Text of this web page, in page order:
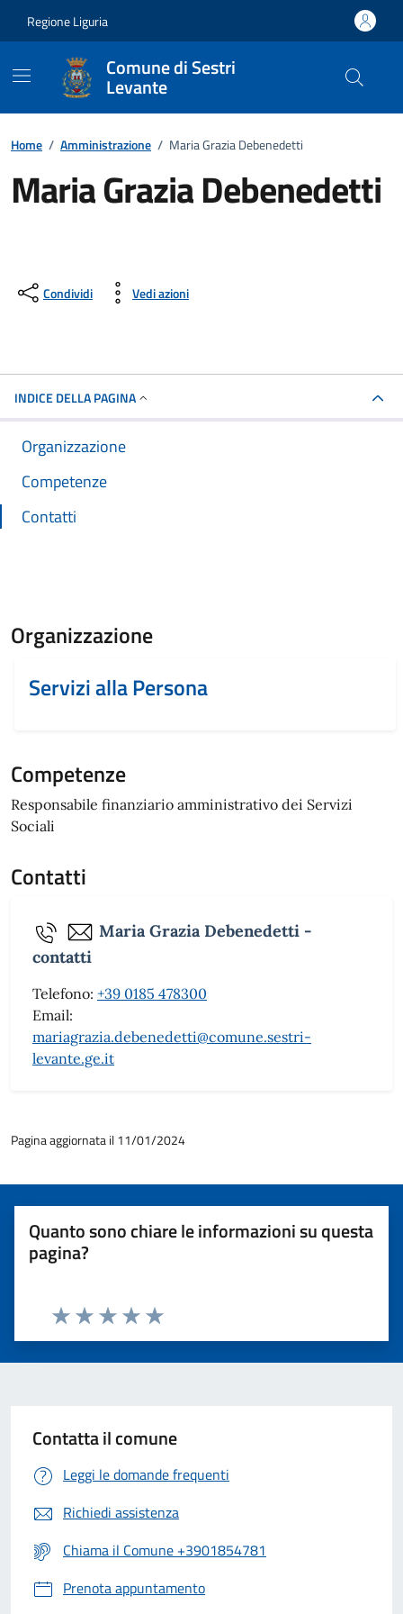
Regione Liguria
Comune di Sestri
Levante
Home / Amministrazione / Maria Grazia Debenedetti
Maria Grazia Debenedetti
Condividi Vedi azioni
INDICE DELLA PAGINA
Organizzazione
Competenze
Contatti
Organizzazione
Servizi alla Persona
Competenze
Responsabile finanziario amministrativo dei Servizi
Sociali
Contatti
Maria Grazia Debenedetti -
contatti
Telefono: +39 0185 478300
Email:
mariagrazia.debenedetti@comune.sestri-
levante.ge.it
Pagina aggiornata il 11/01/2024
Quanto sono chiare le informazioni su questa
pagina?
Valuta 5 stelle su 5
Valuta 4 stelle su 5
Valuta 3 stelle su 5
Valuta 2 stelle su 5
Valuta 1 stelle su 5
Contatta il comune
Leggi le domande frequenti
Richiedi assistenza
Chiama il Comune +3901854781
Prenota appuntamento